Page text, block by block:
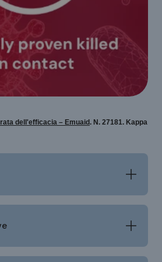
dell'efficacia – Emuaid. N. 27181. Kappa
cutanea